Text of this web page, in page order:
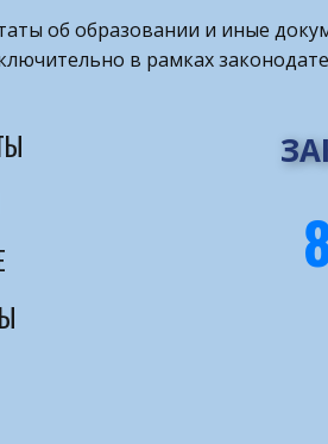
об образовании и иные
в рамках